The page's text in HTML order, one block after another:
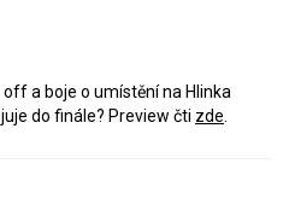
a boje o umístění na Hlinka
do finále? Preview čti zde.